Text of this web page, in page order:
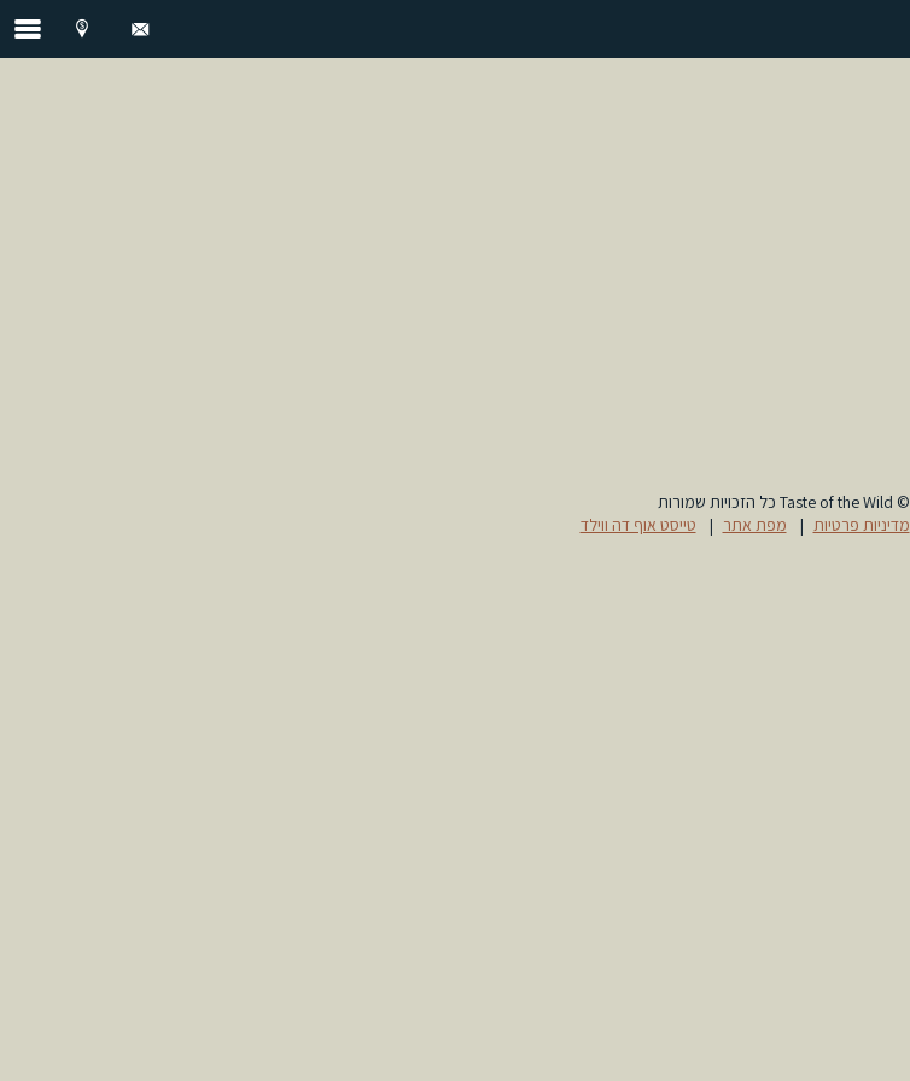
© Taste of the Wild כל הזכויות שמורות
מדיניות פרטיות | מפת אתר | טייסט אוף דה ווילד